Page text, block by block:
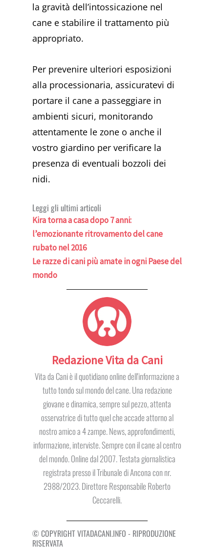
la gravità dell’intossicazione nel
cane e stabilire il trattamento più
appropriato.
Per prevenire ulteriori esposizioni
alla processionaria, assicuratevi di
portare il cane a passeggiare in
ambienti sicuri, monitorando
attentamente le zone o anche il
vostro giardino per verificare la
presenza di eventuali bozzoli dei
nidi.
Leggi gli ultimi articoli
Kira torna a casa dopo 7 anni:
l’emozionante ritrovamento del cane
rubato nel 2016
Le razze di cani più amate in ogni Paese del
mondo
Redazione Vita da Cani
Vita da Cani è il quotidiano online dell'informazione a
tutto tondo sul mondo del cane. Una redazione
giovane e dinamica, sempre sul pezzo, attenta
osservatrice di tutto quel che accade attorno al
nostro amico a 4 zampe. News, approfondimenti,
informazione, interviste. Sempre con il cane al centro
del mondo. Online dal 2007. Testata giornalistica
registrata presso il Tribunale di Ancona con nr.
2988/2023. Direttore Responsabile Roberto
Ceccarelli.
© COPYRIGHT VITADACANI.INFO - RIPRODUZIONE
RISERVATA